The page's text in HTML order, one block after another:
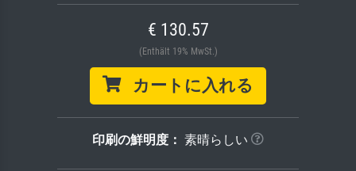
€ 130.57
(Enthält 19% MwSt.)
カートに入れる
印刷の鮮明度： 素晴らしい